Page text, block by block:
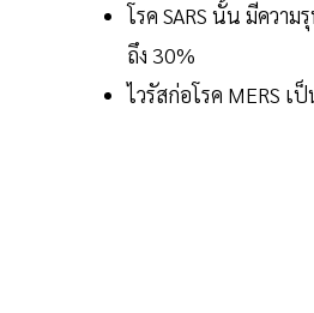
โรค SARS นั้น มีควา
ถึง 30%
ไวรัสก่อโรค MERS เ